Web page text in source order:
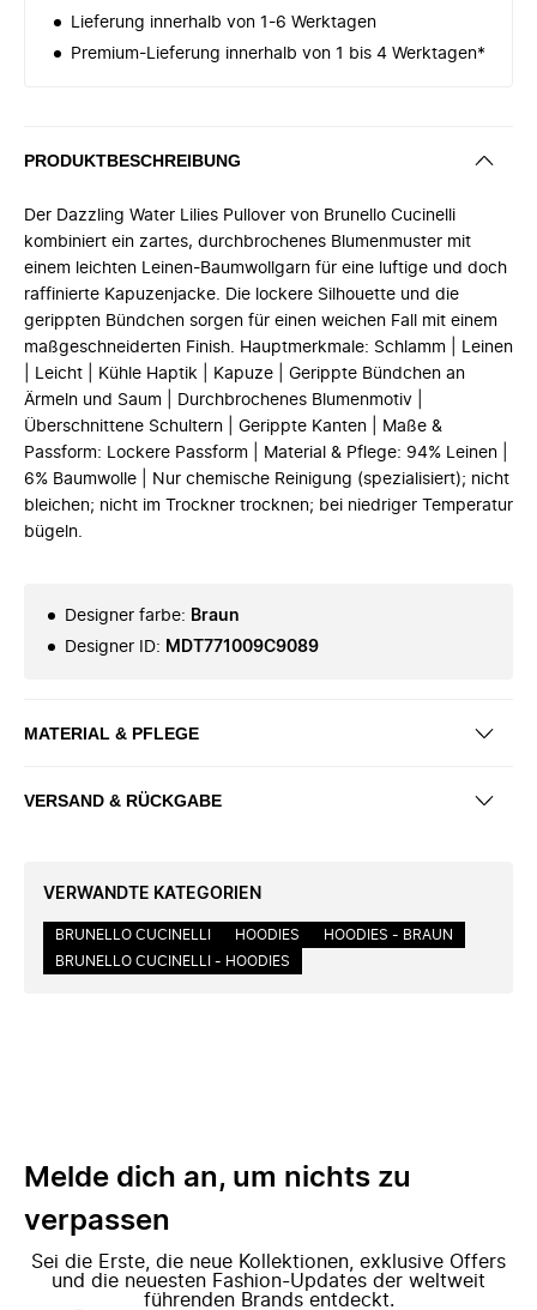
Lieferung innerhalb von 1-6 Werktagen
Premium-Lieferung innerhalb von 1 bis 4 Werktagen*
PRODUKTBESCHREIBUNG
Der Dazzling Water Lilies Pullover von Brunello Cucinelli
kombiniert ein zartes, durchbrochenes Blumenmuster mit
einem leichten Leinen-Baumwollgarn für eine luftige und doch
raffinierte Kapuzenjacke. Die lockere Silhouette und die
gerippten Bündchen sorgen für einen weichen Fall mit einem
maßgeschneiderten Finish. Hauptmerkmale: Schlamm | Leinen
| Leicht | Kühle Haptik | Kapuze | Gerippte Bündchen an
Ärmeln und Saum | Durchbrochenes Blumenmotiv |
Überschnittene Schultern | Gerippte Kanten | Maße &
Passform: Lockere Passform | Material & Pflege: 94% Leinen |
6% Baumwolle | Nur chemische Reinigung (spezialisiert); nicht
bleichen; nicht im Trockner trocknen; bei niedriger Temperatur
bügeln.
Designer farbe: Braun
Designer ID: MDT771009C9089
MATERIAL & PFLEGE
VERSAND & RÜCKGABE
VERWANDTE KATEGORIEN
BRUNELLO CUCINELLI HOODIES
HOODIES - BRAUN
BRUNELLO CUCINELLI - HOODIES
Melde dich an, um nichts zu
verpassen
Sei die Erste, die neue Kollektionen, exklusive Offers
und die neuesten Fashion-Updates der weltweit
führenden Brands entdeckt.